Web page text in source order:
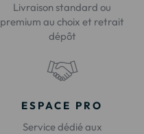
Livraison standard ou
premium au choix et retrait
dépôt
ESPACE PRO
Service dédié aux